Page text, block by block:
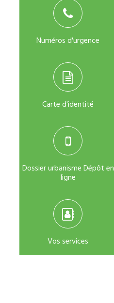
Numéros d'urgence
Carte d'identité
Dossier urbanisme Dépôt en
ligne
Vos services